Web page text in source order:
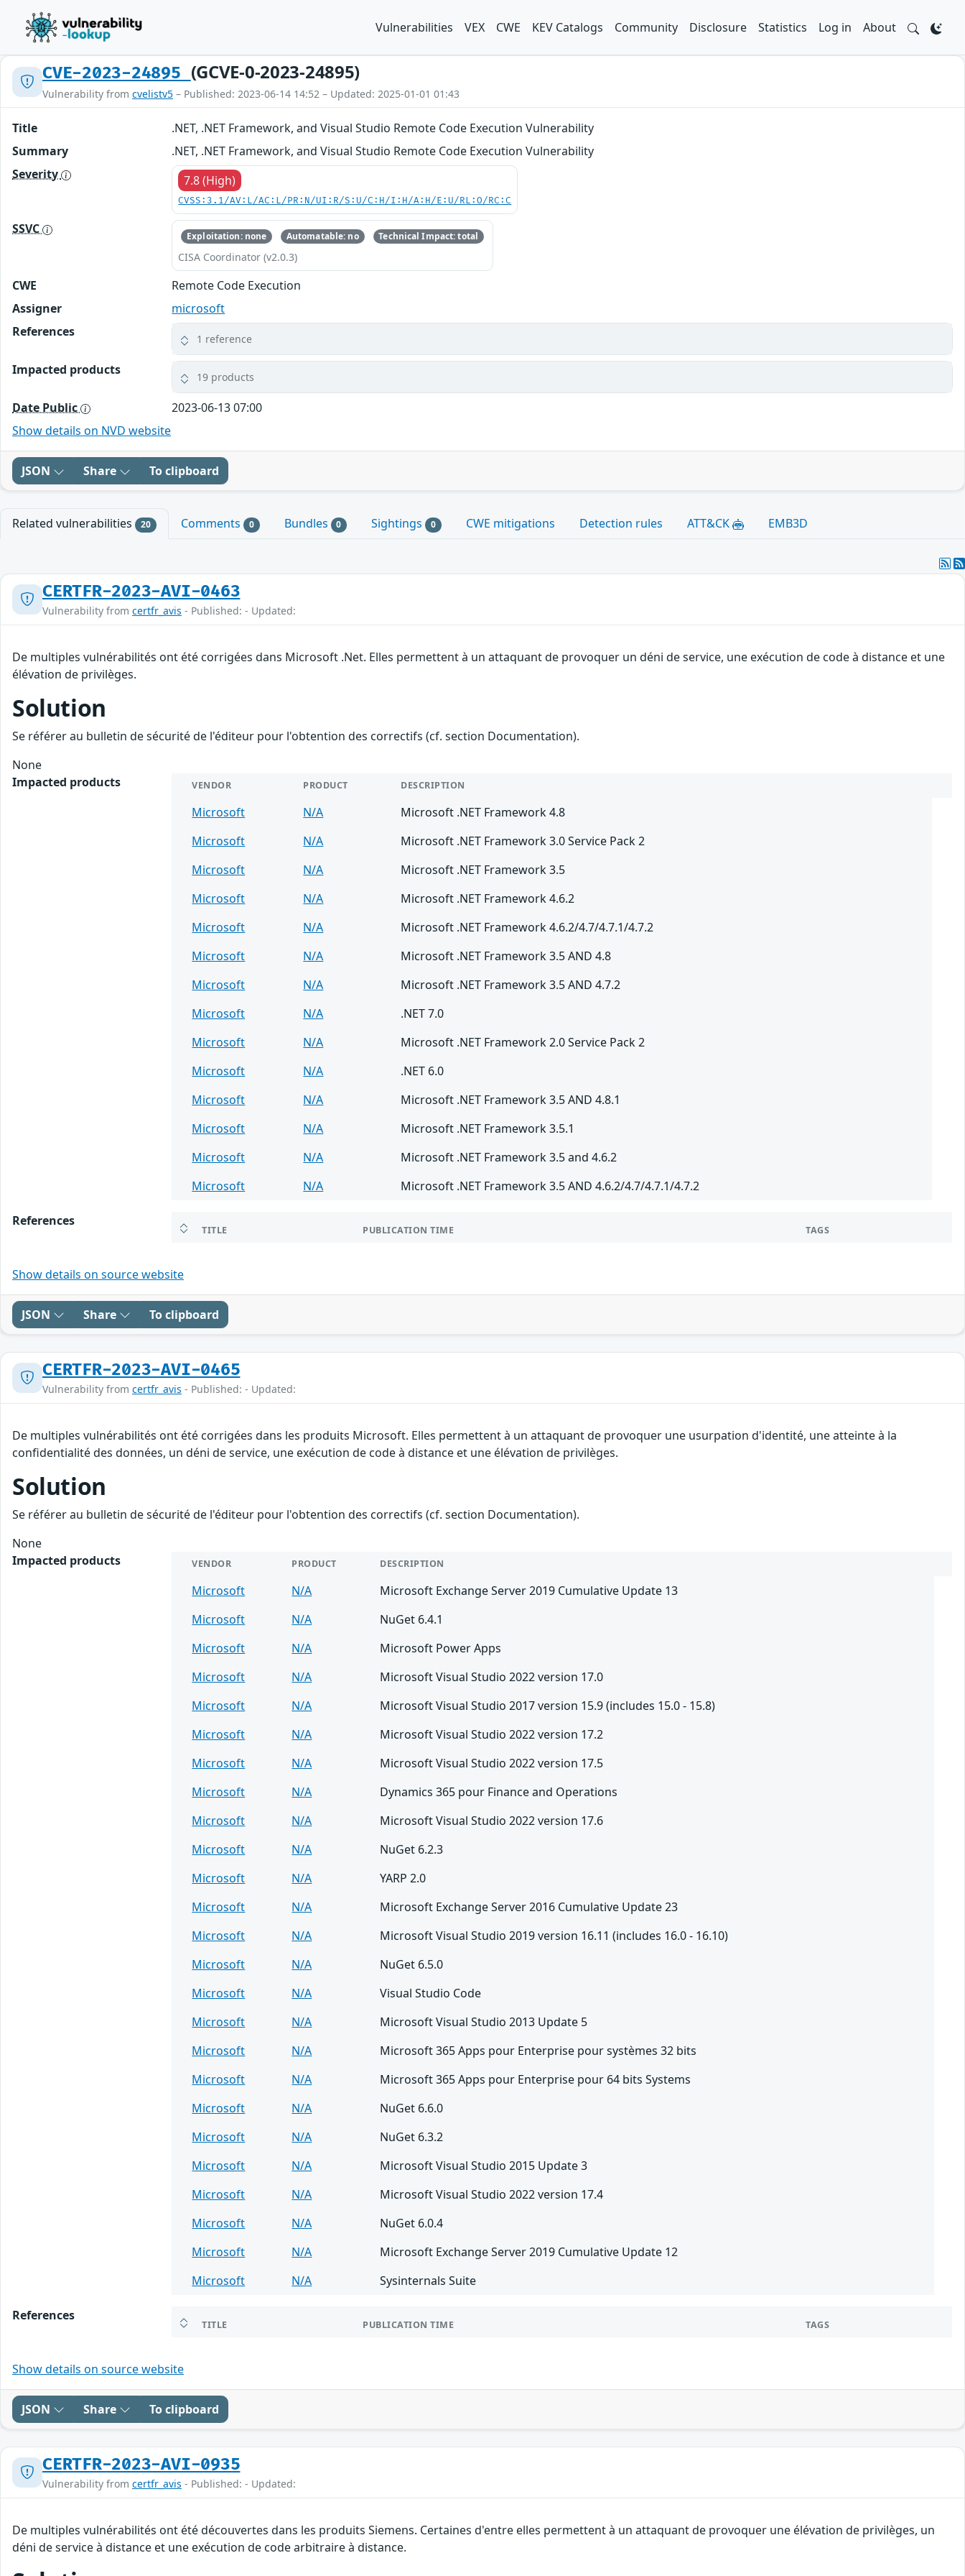
Vulnerabilities VEX CWE KEV Catalogs Community Disclosure Statistics Log in About
CVE-2023-24895 (GCVE-0-2023-24895)
Vulnerability from cvelistv5 – Published: 2023-06-14 14:52 – Updated: 2025-01-01 01:43
Title
.NET, .NET Framework, and Visual Studio Remote Code Execution Vulnerability
Summary
.NET, .NET Framework, and Visual Studio Remote Code Execution Vulnerability
Severity
7.8 (High)
CVSS:3.1/AV:L/AC:L/PR:N/UI:R/S:U/C:H/I:H/A:H/E:U/RL:O/RC:C
SSVC Exploitation: none Automatable: no Technical Impact: total
CISA Coordinator (v2.0.3)
CWE
Remote Code Execution
Assigner
microsoft
References
1 reference
Impacted products 19 products
Date Public
2023-06-13 07:00
Show details on NVD website
JSON Share To clipboard
Related vulnerabilities 20 Comments 0 Bundles 0 Sightings 0 CWE mitigations Detection rules ATT&CK EMB3D
CERTFR-2023-AVI-0463
Vulnerability from certfr_avis - Published: - Updated:
De multiples vulnérabilités ont été corrigées dans Microsoft .Net. Elles permettent à un attaquant de provoquer un déni de service, une exécution de code à distance et une
élévation de privilèges.
Solution
Se référer au bulletin de sécurité de l'éditeur pour l'obtention des correctifs (cf. section Documentation).
None
Impacted products
VENDOR PRODUCT DESCRIPTION
Microsoft N/A
Microsoft .NET Framework 4.8
Microsoft
N/A
Microsoft .NET Framework 3.0 Service Pack 2
Microsoft
N/A
Microsoft .NET Framework 3.5
Microsoft
N/A
Microsoft .NET Framework 4.6.2
Microsoft
N/A
Microsoft .NET Framework 4.6.2/4.7/4.7.1/4.7.2
Microsoft
N/A
Microsoft .NET Framework 3.5 AND 4.8
Microsoft
N/A
Microsoft .NET Framework 3.5 AND 4.7.2
Microsoft
N/A
.NET 7.0
Microsoft
N/A
Microsoft .NET Framework 2.0 Service Pack 2
Microsoft
N/A
.NET 6.0
Microsoft
N/A
Microsoft .NET Framework 3.5 AND 4.8.1
Microsoft
N/A
Microsoft .NET Framework 3.5.1
Microsoft
N/A
Microsoft .NET Framework 3.5 and 4.6.2
Microsoft
N/A Microsoft .NET Framework 3.5 AND 4.6.2/4.7/4.7.1/4.7.2
References
TITLE PUBLICATION TIME TAGS
Show details on source website
JSON Share To clipboard
CERTFR-2023-AVI-0465
Vulnerability from certfr_avis - Published: - Updated:
De multiples vulnérabilités ont été corrigées dans les produits Microsoft. Elles permettent à un attaquant de provoquer une usurpation d'identité, une atteinte à la
confidentialité des données, un déni de service, une exécution de code à distance et une élévation de privilèges.
Solution
Se référer au bulletin de sécurité de l'éditeur pour l'obtention des correctifs (cf. section Documentation).
None
Impacted products
VENDOR PRODUCT DESCRIPTION
Microsoft N/A
Microsoft Exchange Server 2019 Cumulative Update 13
Microsoft
N/A
NuGet 6.4.1
Microsoft
N/A
Microsoft Power Apps
Microsoft
N/A
Microsoft Visual Studio 2022 version 17.0
Microsoft
N/A
Microsoft Visual Studio 2017 version 15.9 (includes 15.0 - 15.8)
Microsoft
N/A
Microsoft Visual Studio 2022 version 17.2
Microsoft
N/A
Microsoft Visual Studio 2022 version 17.5
Microsoft
N/A
Dynamics 365 pour Finance and Operations
Microsoft
N/A
Microsoft Visual Studio 2022 version 17.6
Microsoft
N/A
NuGet 6.2.3
Microsoft
N/A
YARP 2.0
Microsoft
N/A
Microsoft Exchange Server 2016 Cumulative Update 23
Microsoft
N/A
Microsoft Visual Studio 2019 version 16.11 (includes 16.0 - 16.10)
Microsoft
N/A
NuGet 6.5.0
Microsoft
N/A
Visual Studio Code
Microsoft
N/A
Microsoft Visual Studio 2013 Update 5
Microsoft
N/A
Microsoft 365 Apps pour Enterprise pour systèmes 32 bits
Microsoft
N/A
Microsoft 365 Apps pour Enterprise pour 64 bits Systems
Microsoft
N/A
NuGet 6.6.0
Microsoft
N/A
NuGet 6.3.2
Microsoft
N/A
Microsoft Visual Studio 2015 Update 3
Microsoft
N/A
Microsoft Visual Studio 2022 version 17.4
Microsoft
N/A
NuGet 6.0.4
Microsoft
N/A
Microsoft Exchange Server 2019 Cumulative Update 12
Microsoft
N/A Sysinternals Suite
References
TITLE PUBLICATION TIME TAGS
Show details on source website
JSON Share To clipboard
CERTFR-2023-AVI-0935
Vulnerability from certfr_avis - Published: - Updated:
De multiples vulnérabilités ont été découvertes dans les produits Siemens. Certaines d'entre elles permettent à un attaquant de provoquer une élévation de privilèges, un
déni de service à distance et une exécution de code arbitraire à distance.